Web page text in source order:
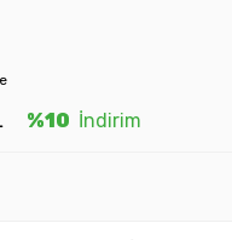
%10 İndirim